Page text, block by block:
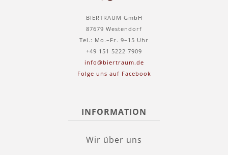
BIERTRAUM GmbH
87679 Westendorf
Tel.: Mo.–Fr. 9–15 Uhr
+49 151 5222 7909
info@biertraum.de
Folge uns auf Facebook
INFORMATION
Wir über uns